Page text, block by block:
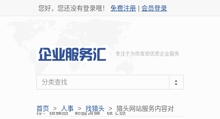
您好，您还没有登录哦！ 免费注册 会员登录
专注于为你发现优质企业服务
分类查找
首页 > 人事 > 找猎头 > 猎头网站服务内容对
比：猎聘网、智联卓聘、猎上网